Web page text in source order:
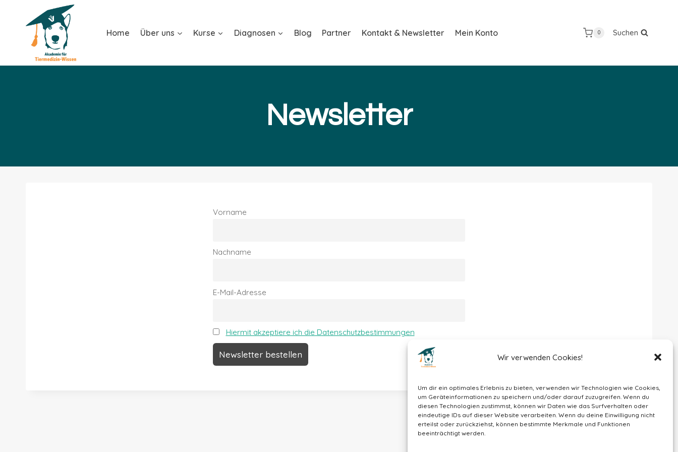
Wir verwenden Cookies!
Um dir ein optimales Erlebnis zu bieten, verwenden wir Technologien wie Cookies,
um Geräteinformationen zu speichern und/oder darauf zuzugreifen. Wenn du
diesen Technologien zustimmst, können wir Daten wie das Surfverhalten oder
eindeutige IDs auf dieser Website verarbeiten. Wenn du deine Einwilligung nicht
erteilst oder zurückziehst, können bestimmte Merkmale und Funktionen
beeinträchtigt werden.
Home Über uns Kurse Diagnosen Blog Partner Kontakt & Newsletter Mein Konto 0 Suchen
Newsletter
Vorname
Nachname
E-Mail-Adresse
Hiermit akzeptiere ich die Datenschutzbestimmungen